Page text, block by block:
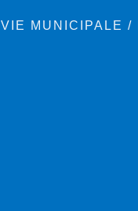
VIE MUNICIPALE /